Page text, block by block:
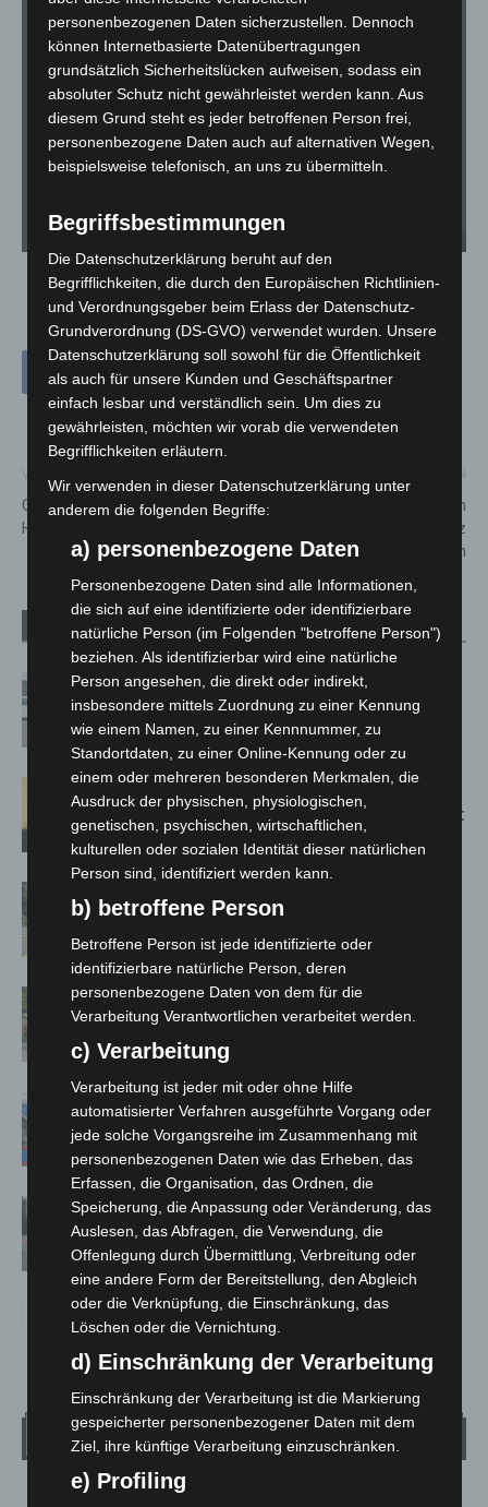
Christopher Street Day
Hannover 2023
Bei den Johannitern entdecken
Menschen mit Demenz
virtuelle Welten
Verwandte Artikel Mehr vom Autor
Niedersachsen: Feuerwehrkräfte
kehren nach Waldbrandeinsatz aus
Spanien zurück
Hannover: Erste Tigermücken-
Population in Niedersachsen entdeckt
Brand im „Haus der Begegnung“ in
Neuwarmbüchen schnell eingedämmt
Region Hannover: 21 neue
Notfallsanitäter starten beim Roten
Kreuz
Mann läuft mit Hockeyschläger über
A7 – Polizei sucht Zeugen
Hannover: Polizei stoppt 166
Trunkenheitsfahrten bei
Großkontrolle
Wetter
personenbezogenen Daten sicherzustellen. Dennoch
können Internetbasierte Datenübertragungen
grundsätzlich Sicherheitslücken aufweisen, sodass ein
absoluter Schutz nicht gewährleistet werden kann. Aus
diesem Grund steht es jeder betroffenen Person frei,
personenbezogene Daten auch auf alternativen Wegen,
beispielsweise telefonisch, an uns zu übermitteln.
Begriffsbestimmungen
Die Datenschutzerklärung beruht auf den
Begrifflichkeiten, die durch den Europäischen Richtlinien-
und Verordnungsgeber beim Erlass der Datenschutz-
Grundverordnung (DS-GVO) verwendet wurden. Unsere
Datenschutzerklärung soll sowohl für die Öffentlichkeit
als auch für unsere Kunden und Geschäftspartner
einfach lesbar und verständlich sein. Um dies zu
gewährleisten, möchten wir vorab die verwendeten
Begrifflichkeiten erläutern.
Wir verwenden in dieser Datenschutzerklärung unter
anderem die folgenden Begriffe:
a) personenbezogene Daten
Personenbezogene Daten sind alle Informationen,
die sich auf eine identifizierte oder identifizierbare
natürliche Person (im Folgenden "betroffene Person")
beziehen. Als identifizierbar wird eine natürliche
Person angesehen, die direkt oder indirekt,
insbesondere mittels Zuordnung zu einer Kennung
wie einem Namen, zu einer Kennnummer, zu
Standortdaten, zu einer Online-Kennung oder zu
einem oder mehreren besonderen Merkmalen, die
Ausdruck der physischen, physiologischen,
genetischen, psychischen, wirtschaftlichen,
kulturellen oder sozialen Identität dieser natürlichen
Person sind, identifiziert werden kann.
b) betroffene Person
Betroffene Person ist jede identifizierte oder
identifizierbare natürliche Person, deren
personenbezogene Daten von dem für die
Verarbeitung Verantwortlichen verarbeitet werden.
c) Verarbeitung
Verarbeitung ist jeder mit oder ohne Hilfe
automatisierter Verfahren ausgeführte Vorgang oder
jede solche Vorgangsreihe im Zusammenhang mit
personenbezogenen Daten wie das Erheben, das
Erfassen, die Organisation, das Ordnen, die
Speicherung, die Anpassung oder Veränderung, das
Auslesen, das Abfragen, die Verwendung, die
Offenlegung durch Übermittlung, Verbreitung oder
eine andere Form der Bereitstellung, den Abgleich
oder die Verknüpfung, die Einschränkung, das
Löschen oder die Vernichtung.
d) Einschränkung der Verarbeitung
Einschränkung der Verarbeitung ist die Markierung
gespeicherter personenbezogener Daten mit dem
Ziel, ihre künftige Verarbeitung einzuschränken.
e) Profiling